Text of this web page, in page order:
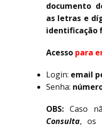
documento
as letras e
identificação
Acesso para
Login: email
Senha:
OBS: Caso
Consulta, os